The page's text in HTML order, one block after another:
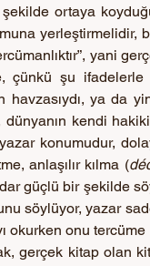
ortaya
yani
çünkü şu
ya da
dünyanın kendi
konumudur,
anlaşılır kılma (
güçlü bir şekilde
söylüyor, yazar
gerçek kitap olan